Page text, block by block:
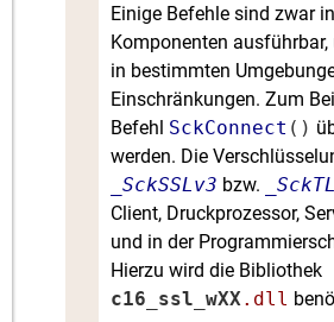
Einige Befehle sind zwar
Komponenten
in bestimmten
Einschränkungen. Zum
Befehl SckConnect ()
werden. Die
_SckSSLv3 bzw.
Client, Druckprozessor,
und in der
Hierzu wird die Bibliothek
c16_ssl_wXX .dll